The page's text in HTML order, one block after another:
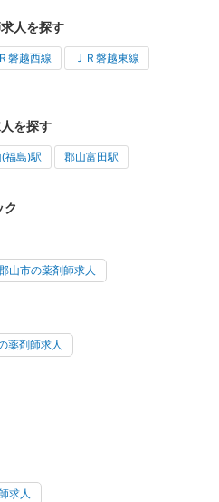
人を探す
磐越西線 ＪＲ磐越東線
を探す
福島)駅 郡山富田駅
ク
山市の薬剤師求人
薬剤師求人
求人